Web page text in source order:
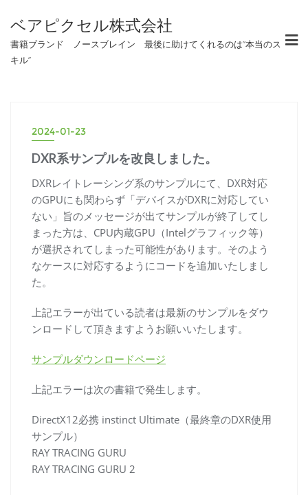
ベアピクセル株式会社
書籍ブランド ノースブレイン 最後に助けてくれるのは”本当のス
キル”
2024-01-23
DXR系サンプルを改良しました。
DXRレイトレーシング系のサンプルにて、DXR対応
のGPUにも関わらず「デバイスがDXRに対応してい
ない」旨のメッセージが出てサンプルが終了してし
まった方は、CPU内蔵GPU（Intelグラフィック等）
が選択されてしまった可能性があります。そのよう
なケースに対応するようにコードを追加いたしまし
た。
上記エラーが出ている読者は最新のサンプルをダウ
ンロードして頂きますようお願いいたします。
サンプルダウンロードページ
上記エラーは次の書籍で発生します。
DirectX12必携 instinct Ultimate（最終章のDXR使用
サンプル）
RAY TRACING GURU
RAY TRACING GURU 2